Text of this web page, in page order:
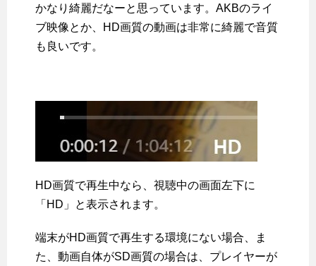
かなり綺麗だなーと思っています。AKBのライ
ブ映像とか、HD画質の動画は非常に綺麗で音質
も良いです。
HD画質で再生中なら、視聴中の画面左下に
「HD」と表示されます。
端末がHD画質で再生する環境にない場合、ま
た、動画自体がSD画質の場合は、プレイヤーが